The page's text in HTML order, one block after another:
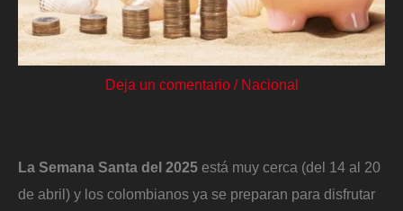
Deja un comentario / Nacional
La Semana Santa del 2025 está muy cerca (del 14 al 20
de abril) y los colombianos ya se preparan para disfrutar